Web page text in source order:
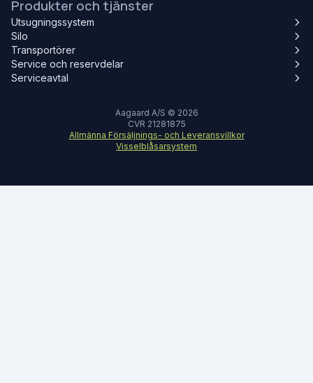
Produkter och tjänster
Utsugningssystem
Silo
Transportörer
Service och reservdelar
Serviceavtal
Aagaard A/S © 2026
CVR 21281875
Allmänna Försäljnings- och Leveransvillkor
Visselblåsarsystem